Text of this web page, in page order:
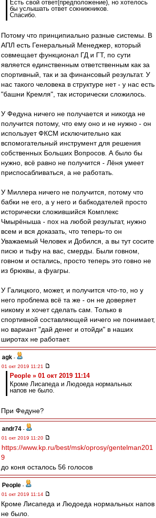
Есть свой ответ(предположение), но хотелось
бы услышать ответ сокнижников.
Спасибо.
Потому что принципиально разные системы. В
АПЛ есть Генеральный Менеджер, который
совмещает функционал ГД и ГТ, по сути
является единственным ответственным как за
спортивный, так и за финансовый результат. У
нас такого человека в структуре нет - у нас есть
"башни Кремля", так исторически сложилось.
У Федуна ничего не получается и никогда не
получится потому, что ему оно и не нужно - он
использует ФКСМ исключительно как
вспомогательный инструмент для решения
собственных Больших Вопросов. А было бы
нужно, всё равно не получится - Лёня умеет
приспосабливаться, а не работать.
У Миллера ничего не получится, потому что
бабки не его, а у него и бабкодателей просто
исторически сложившийся Комплекс
Чмырёныша - пох на любой результат, нужно
всем и вся доказать, что теперь-то он
Уважаемый Человек и Добился, а вы тут сосите
писю и тьфу на вас, смерды. Были говном,
говном и остались, просто теперь это говно не
из брюквы, а фуагры.
У Галицкого, может, и получится что-то, но у
него проблема всё та же - он не доверяет
никому и хочет сделать сам. Только в
спортивной составляющей ничего не понимает,
но вариант "дай денег и отойди" в наших
широтах не работает.
agk -
01 окт 2019 11:21
People » 01 окт 2019 11:14
Кроме Лисапеда и Людоеда нормальных
напов не было.
При Федуне?
andr74 -
01 окт 2019 11:20
https://www.kp.ru/best/msk/oprosy/gentelman201
9
до коня осталось 56 голосов
People -
01 окт 2019 11:14
Кроме Лисапеда и Людоеда нормальных напов
не было.